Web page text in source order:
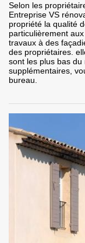
Selon les
Entreprise VS
propriété la qualité
particulièrement
travaux à des
des propriétaires.
sont les plus bas du
supplémentaires,
bureau.